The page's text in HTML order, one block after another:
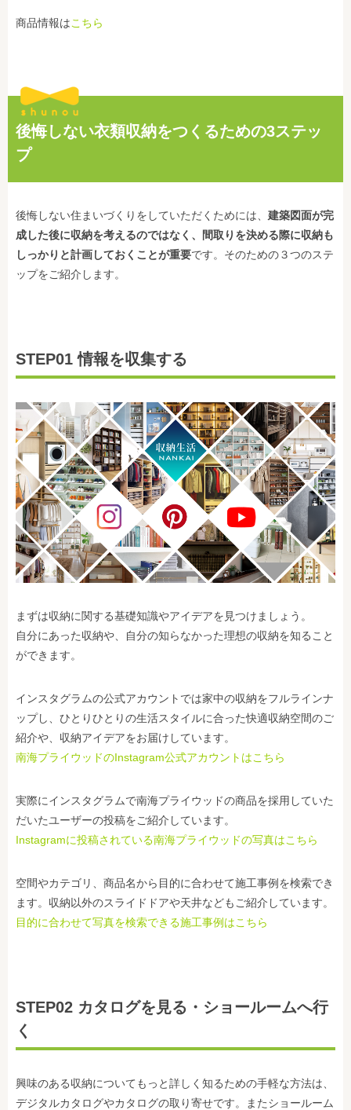
商品情報はこちら
後悔しない衣類収納をつくるための3ステッ
プ
後悔しない住まいづくりをしていただくためには、 建築図面が完
成した後に収納を考えるのではなく、間取りを決める際に収納も
しっかりと計画しておくことが重要です。そのための３つのステ
ップをご紹介します。
STEP01 情報を収集する
まずは収納に関する基礎知識やアイデアを見つけましょう。
自分にあった収納や、自分の知らなかった理想の収納を知ること
ができます。
インスタグラムの公式アカウントでは家中の収納をフルラインナ
ップし、ひとりひとりの生活スタイルに合った快適収納空間のご
紹介や、収納アイデアをお届けしています。
南海プライウッドのInstagram公式アカウントはこちら
実際にインスタグラムで南海プライウッドの商品を採用していた
だいたユーザーの投稿をご紹介しています。
Instagramに投稿されている南海プライウッドの写真はこちら
空間やカテゴリ、商品名から目的に合わせて施工事例を検索でき
ます。収納以外のスライドドアや天井などもご紹介しています。
目的に合わせて写真を検索できる施工事例はこちら
STEP02 カタログを見る・ショールームへ行
く
興味のある収納についてもっと詳しく知るための手軽な方法は、
デジタルカタログやカタログの取り寄せです。またショールーム